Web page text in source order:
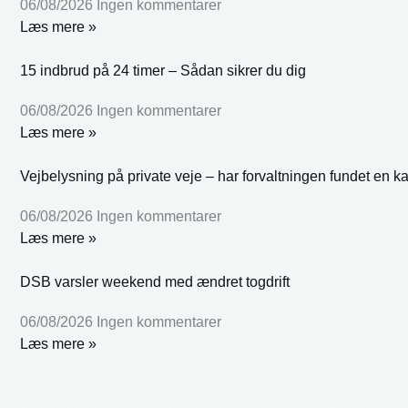
06/08/2026 Ingen kommentarer
Læs mere »
15 indbrud på 24 timer – Sådan sikrer du dig
06/08/2026 Ingen kommentarer
Læs mere »
Vejbelysning på private veje – har forvaltningen fundet en
06/08/2026 Ingen kommentarer
Læs mere »
DSB varsler weekend med ændret togdrift
06/08/2026 Ingen kommentarer
Læs mere »